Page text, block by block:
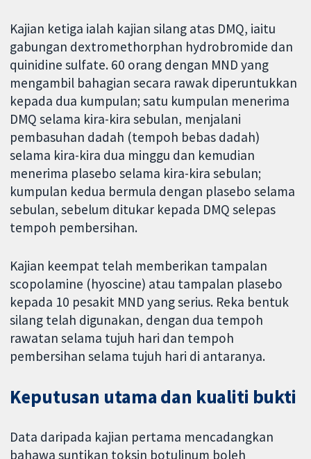
Kajian ketiga ialah kajian silang atas DMQ, iaitu
gabungan dextromethorphan hydrobromide dan
quinidine sulfate. 60 orang dengan MND yang
mengambil bahagian secara rawak diperuntukkan
kepada dua kumpulan; satu kumpulan menerima
DMQ selama kira-kira sebulan, menjalani
pembasuhan dadah (tempoh bebas dadah)
selama kira-kira dua minggu dan kemudian
menerima plasebo selama kira-kira sebulan;
kumpulan kedua bermula dengan plasebo selama
sebulan, sebelum ditukar kepada DMQ selepas
tempoh pembersihan.
Kajian keempat telah memberikan tampalan
scopolamine (hyoscine) atau tampalan plasebo
kepada 10 pesakit MND yang serius. Reka bentuk
silang telah digunakan, dengan dua tempoh
rawatan selama tujuh hari dan tempoh
pembersihan selama tujuh hari di antaranya.
Keputusan utama dan kualiti bukti
Data daripada kajian pertama mencadangkan
bahawa suntikan toksin botulinum boleh